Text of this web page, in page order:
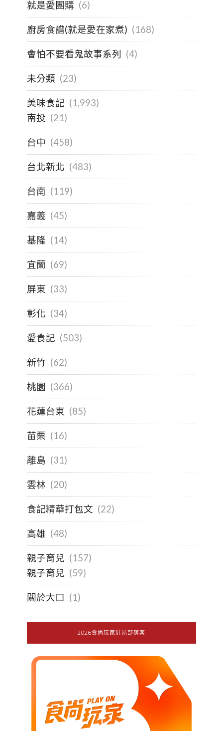
就是愛團購 (6)
廚房食譜(就是愛在家煮) (168)
會怕不要看鬼故事系列 (4)
未分類 (23)
美味食記 (1,993)
南投 (21)
台中 (458)
台北新北 (483)
台南 (119)
嘉義 (45)
基隆 (14)
宜蘭 (69)
屏東 (33)
彰化 (34)
愛食記 (503)
新竹 (62)
桃園 (366)
花蓮台東 (85)
苗栗 (16)
離島 (31)
雲林 (20)
食記精華打包文 (22)
高雄 (48)
親子育兒 (157)
親子育兒 (59)
關於大口 (1)
2026食尚玩家駐站部落客